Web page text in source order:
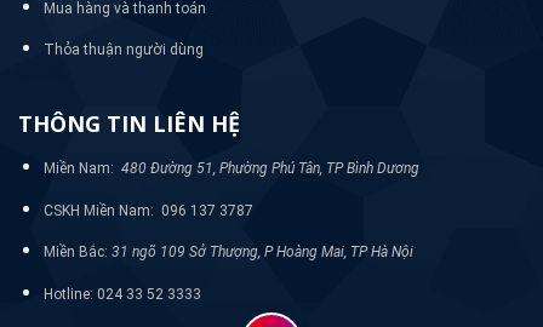
Mua hàng và thanh toán
Thỏa thuận người dùng
THÔNG TIN LIÊN HỆ
Miền Nam: 480 Đường 51, Phường Phú Tân, TP Bình Dương
CSKH Miền Nam: 096 137 3787
Miền Bắc: 31 ngõ 109 Sở Thượng, P Hoàng Mai, TP Hà Nội
Hotline: 024 33 52 3333